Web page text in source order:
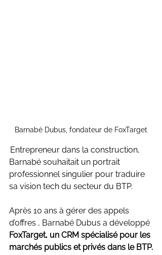
Barnabé Dubus, fondateur de FoxTarget
Entrepreneur dans la construction,
Barnabé souhaitait un portrait
professionnel singulier pour traduire
sa vision tech du secteur du BTP.
Après 10 ans à gérer des appels
d’offres , Barnabé Dubus a développé
FoxTarget, un CRM spécialisé pour les
marchés publics et privés dans le BTP.